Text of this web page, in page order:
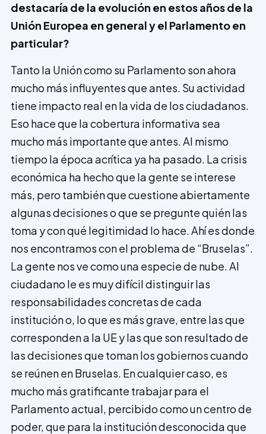
destacaría de la evolución en estos años de la
Unión Europea en general y el Parlamento en
particular?
Tanto la Unión como su Parlamento son ahora
mucho más influyentes que antes. Su actividad
tiene impacto real en la vida de los ciudadanos.
Eso hace que la cobertura informativa sea
mucho más importante que antes. Al mismo
tiempo la época a­crítica ya ha pasado. La crisis
económica ha hecho que la gente se interese
más, pero también que cuestione abiertamente
algunas decisiones o que se pregunte quién las
toma y con qué legi­timidad lo hace. Ahí es donde
nos encontramos con el problema de “Bruselas”.
La gente nos ve como una especie de nube. Al
ciudadano le es muy difícil distinguir las
responsabilidades concretas de cada
institución o, lo que es más grave, entre las que
corresponden a la UE y las que son resultado de
las decisiones que toman los gobiernos cuando
se reúnen en Bruselas. En cualquier caso, es
mucho más gratificante trabajar para el
Parlamento actual, percibido como un centro de
poder, que para la institución desconocida que